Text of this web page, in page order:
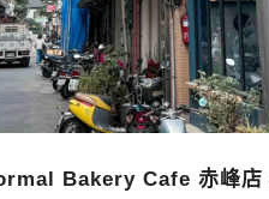
Bakery Cafe 赤峰店